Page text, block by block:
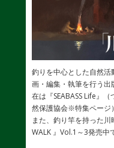
釣りを中心とした自然
画・編集・執筆を行う
在は『SEABASS Life』
然保護協会※特集ページ
また、釣り竿を持った川
WALK 』Vol.1～3発売中